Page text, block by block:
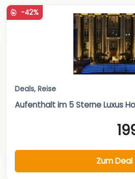
-42%
Deals, Reise
Aufenthalt im 5 Sterne Luxus
Zum Deal